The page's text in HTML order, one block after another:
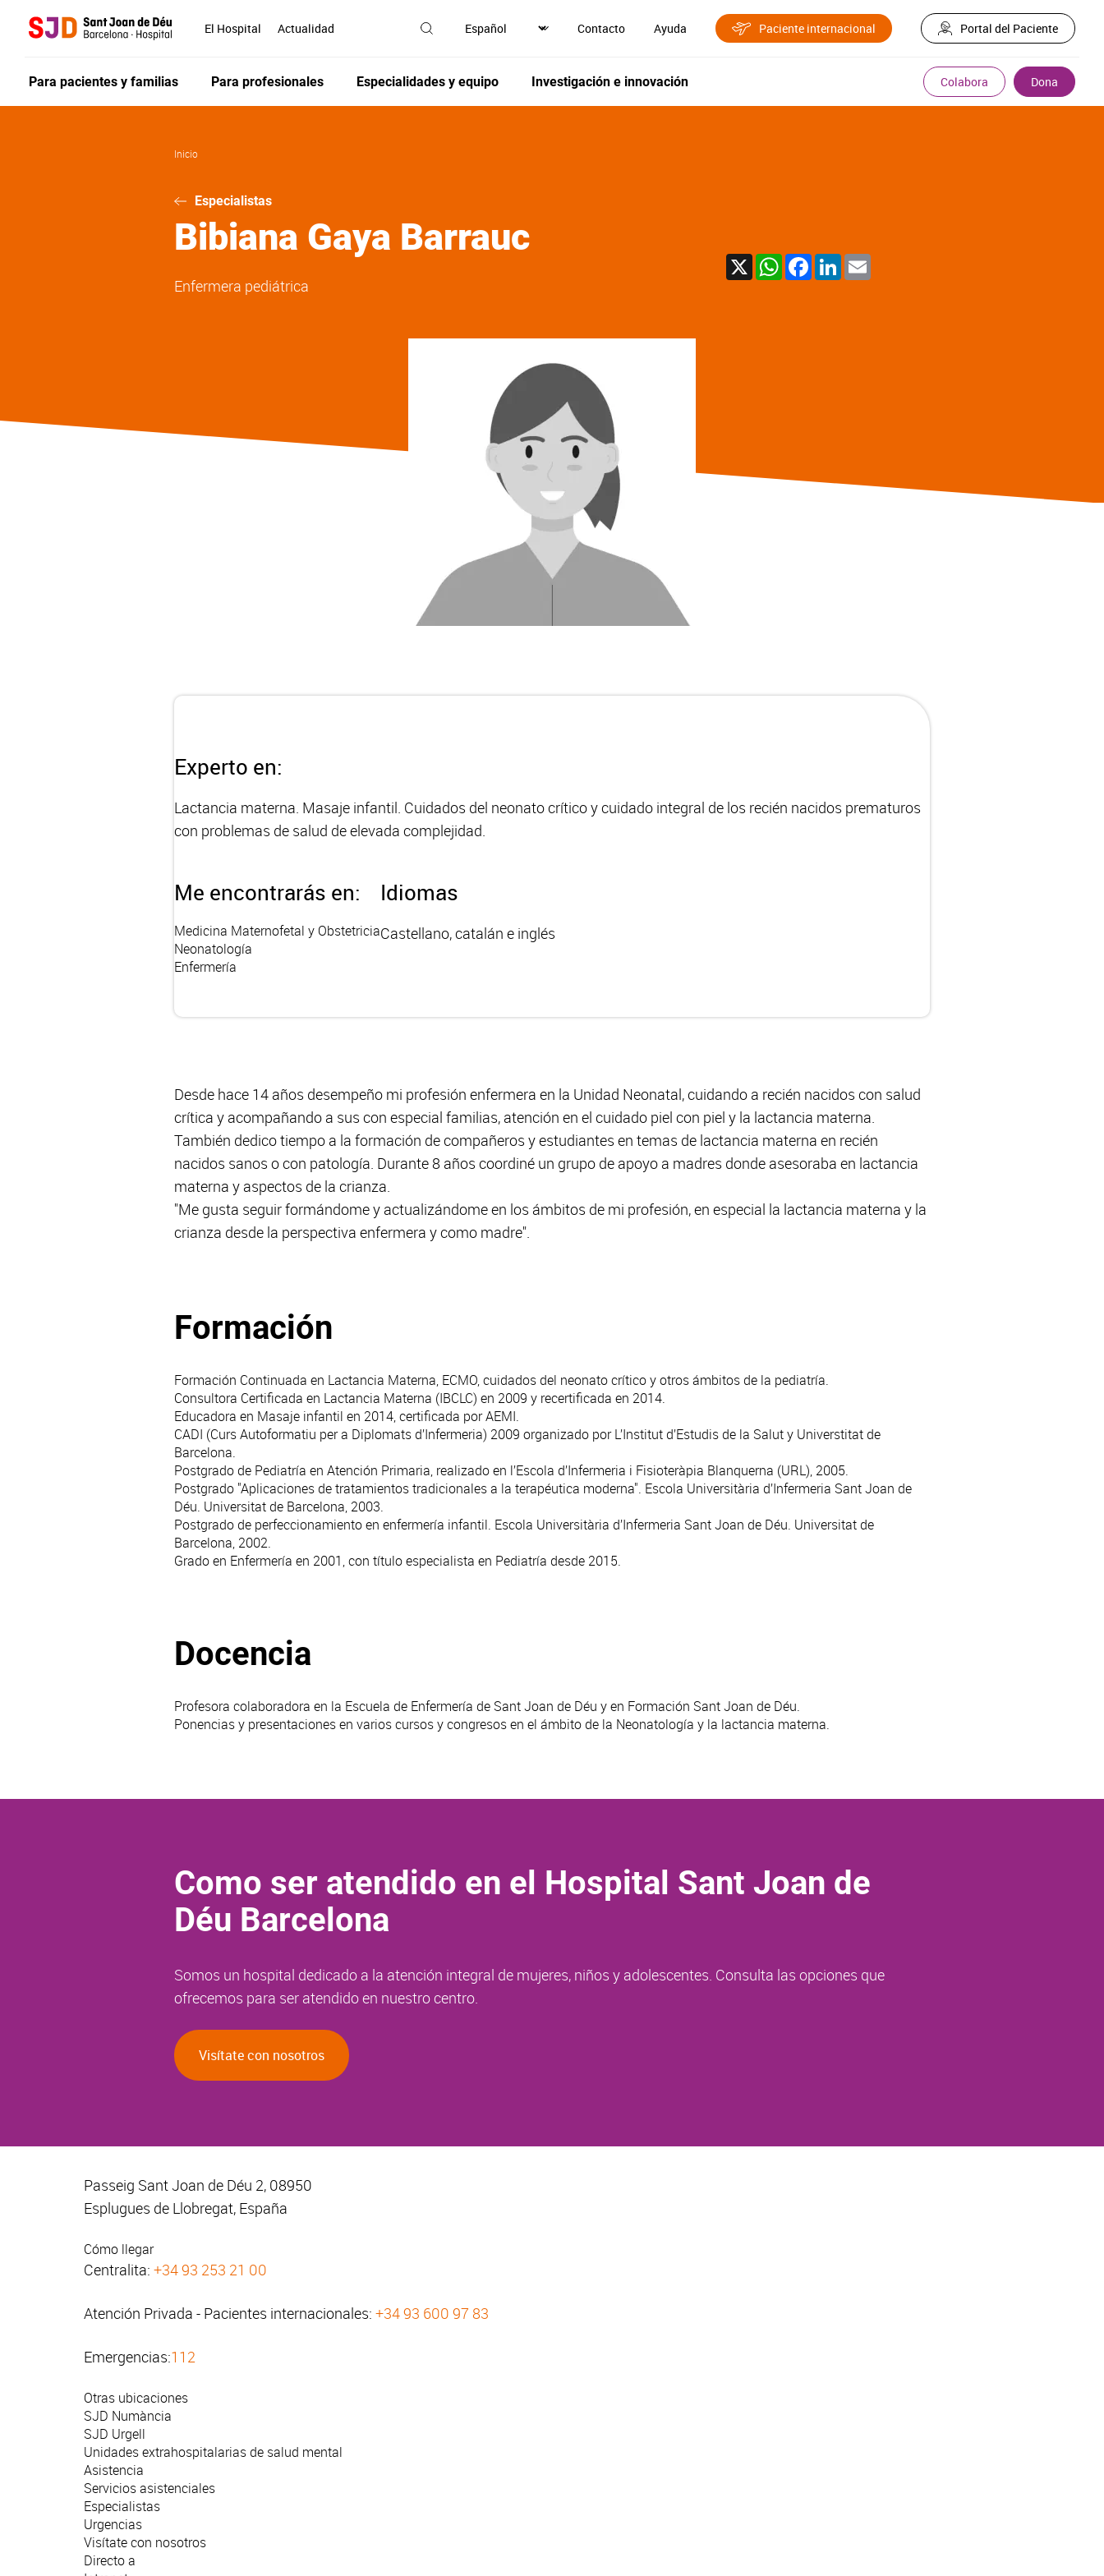
El Hospital Actualidad Contacto Ayuda Paciente internacional Portal del Paciente
Para pacientes y familias Para profesionales Especialidades y equipo Investigación e innovación Colabora Dona
Inicio
Especialistas
Bibiana Gaya Barrauc
Enfermera pediátrica
X WhatsAppFacebook
LinkedIn
Experto en:
Lactancia materna. Masaje infantil. Cuidados del neonato crítico y cuidado integral de los recién nacidos prematuros
con problemas de salud de elevada complejidad.
Me encontrarás en:
Medicina Maternofetal y Obstetricia
Neonatología
Enfermería
Idiomas
Castellano, catalán e inglés
Desde hace 14 años desempeño mi profesión enfermera en la Unidad Neonatal, cuidando a recién nacidos con salud
crítica y acompañando a sus con especial familias, atención en el cuidado piel con piel y la lactancia materna.
También dedico tiempo a la formación de compañeros y estudiantes en temas de lactancia materna en recién
nacidos sanos o con patología. Durante 8 años coordiné un grupo de apoyo a madres donde asesoraba en lactancia
materna y aspectos de la crianza.
"Me gusta seguir formándome y actualizándome en los ámbitos de mi profesión, en especial la lactancia materna y la
crianza desde la perspectiva enfermera y como madre".
Formación
Formación Continuada en Lactancia Materna, ECMO, cuidados del neonato crítico y otros ámbitos de la pediatría.
Consultora Certificada en Lactancia Materna (IBCLC) en 2009 y recertificada en 2014.
Educadora en Masaje infantil en 2014, certificada por AEMI.
CADI (Curs Autoformatiu per a Diplomats d’Infermeria) 2009 organizado por L’Institut d’Estudis de la Salut y Universtitat de
Barcelona.
Postgrado de Pediatría en Atención Primaria, realizado en l’Escola d’Infermeria i Fisioteràpia Blanquerna (URL), 2005.
Postgrado "Aplicaciones de tratamientos tradicionales a la terapéutica moderna". Escola Universitària d’Infermeria Sant Joan de
Déu. Universitat de Barcelona, 2003.
Postgrado de perfeccionamiento en enfermería infantil. Escola Universitària d’Infermeria Sant Joan de Déu. Universitat de
Barcelona, 2002.
Grado en Enfermería en 2001, con título especialista en Pediatría desde 2015.
Docencia
Profesora colaboradora en la Escuela de Enfermería de Sant Joan de Déu y en Formación Sant Joan de Déu.
Ponencias y presentaciones en varios cursos y congresos en el ámbito de la Neonatología y la lactancia materna.
Como ser atendido en el Hospital Sant Joan de
Déu Barcelona
Somos un hospital dedicado a la atención integral de mujeres, niños y adolescentes. Consulta las opciones que
ofrecemos para ser atendido en nuestro centro.
Visítate con nosotros
Passeig Sant Joan de Déu 2, 08950
Esplugues de Llobregat, España
Cómo llegar
Centralita: +34 93 253 21 00
Atención Privada - Pacientes internacionales: +34 93 600 97 83
Emergencias:112
Otras ubicaciones
SJD Numància
SJD Urgell
Unidades extrahospitalarias de salud mental
Asistencia
Servicios asistenciales
Especialistas
Urgencias
Visítate con nosotros
Directo a